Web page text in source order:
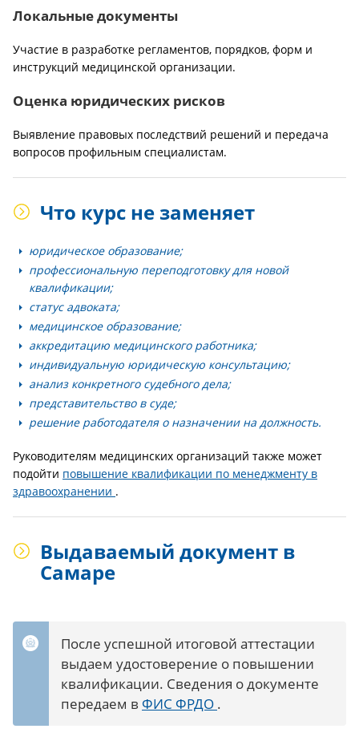
Локальные документы
Участие в разработке регламентов, порядков, форм и
инструкций медицинской организации.
Оценка юридических рисков
Выявление правовых последствий решений и передача
вопросов профильным специалистам.
Что курс не заменяет
юридическое образование;
профессиональную переподготовку для новой
квалификации;
статус адвоката;
медицинское образование;
аккредитацию медицинского работника;
индивидуальную юридическую консультацию;
анализ конкретного судебного дела;
представительство в суде;
решение работодателя о назначении на должность.
Руководителям медицинских организаций также может
подойти повышение квалификации по менеджменту в
здравоохранении .
Выдаваемый документ в
Самаре
После успешной итоговой аттестации
выдаем удостоверение о повышении
квалификации. Сведения о документе
передаем в ФИС ФРДО .